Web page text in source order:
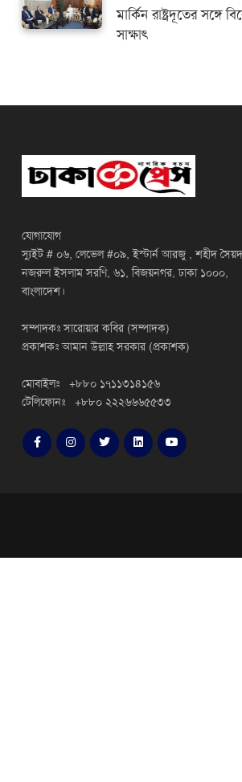
মার্কিন রাষ্ট্রদূতের সঙ্গে
সাক্ষাৎ
যোগাযোগ
স্যুইট # ০৬, লেভেল #০৯, ইস্টার্ন আরজু , শহীদ সৈয়দ
নজরুল ইসলাম সরণি, ৬১, বিজয়নগর, ঢাকা ১০০০,
বাংলাদেশ।
সম্পাদকঃ সারোয়ার কবির (সম্পাদক)
প্রকাশকঃ আমান উল্লাহ সরকার (প্রকাশক)
মোবাইলঃ +৮৮০ ১৭১১৩১৪১৫৬
টেলিফোনঃ +৮৮০ ২২২৬৬৬৫৫৩৩